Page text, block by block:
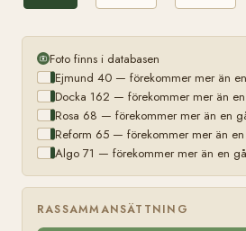
Foto finns i databasen
Ejmund 40 — förekommer mer än
Docka 162 — förekommer mer än
Rosa 68 — förekommer mer än en
Reform 65 — förekommer mer än
Algo 71 — förekommer mer än en
RASSAMMANSÄTTNING